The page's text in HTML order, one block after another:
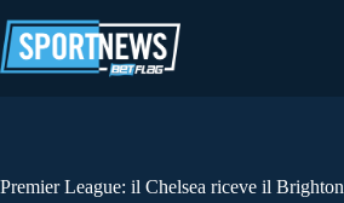
al
contenuto
Premier League: il Chelsea riceve il Brighton